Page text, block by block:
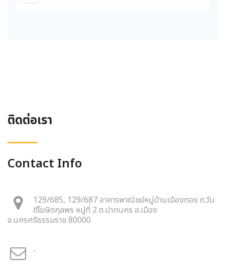
ติดต่อเรา
Contact Info
129/685, 129/687 อาคารพาณิชย์หมู่บ้านเมืองทอง ถ.วัน
ดีโฆษิตกุลพร หมู่ที่ 2 ต.ปากนคร อ.เมือง
จ.นครศรีธรรมราช 80000
-